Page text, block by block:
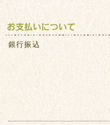
※赤字は休業日です
銀行振込